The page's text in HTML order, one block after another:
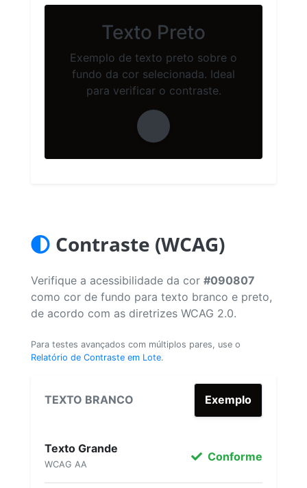
Texto Preto
Exemplo de texto preto sobre o
fundo da cor selecionada. Ideal
para verificar o contraste.
Contraste (WCAG)
Verifique a acessibilidade da cor #090807
como cor de fundo para texto branco e preto,
de acordo com as diretrizes WCAG 2.0.
Para testes avançados com múltiplos pares, use o
Relatório de Contraste em Lote.
TEXTO BRANCO Exemplo
Texto Grande
WCAG AA
Conforme